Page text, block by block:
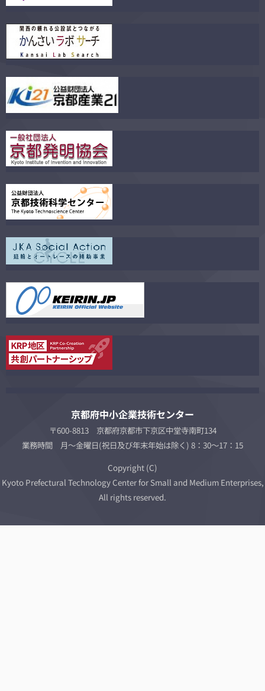
京都府中小企業技術センター
〒600-8813 京都府京都市下京区中堂寺南町134
業務時間 月～金曜日(祝日及び年末年始は除く) 8：30～17：15
Copyright (C)
Kyoto Prefectural Technology Center for Small and Medium Enterprises,
All rights reserved.